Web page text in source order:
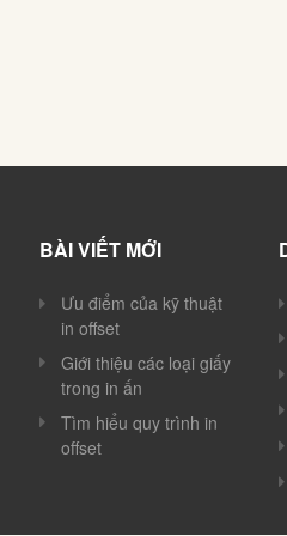
BÀI VIẾT MỚI
Ưu điểm của kỹ thuật
in offset
Giới thiệu các loại giấy
trong in ấn
Tìm hiểu quy trình in
offset